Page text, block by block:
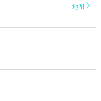
地图 